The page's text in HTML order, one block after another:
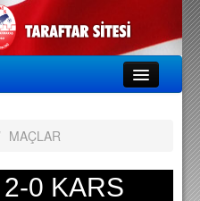
MAÇLAR
0 KARS